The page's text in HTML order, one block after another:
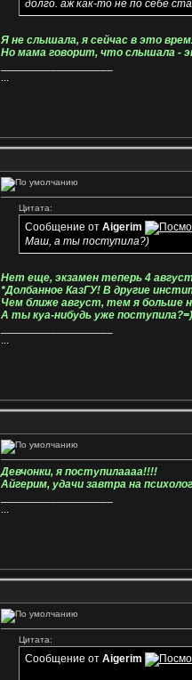
долго. аж как-то не по себе
Я не слышала, я сейчас в это
Но мама говорит, что слышала -
...
Цитата:
Сообщение от Aigerim
Маш, а ты поступила?)
Нет еще, экзамен теперь 4
*Долбанное КазГУ! В другие
Чем ближе август, тем я больше
А ты куа-нибудь уже поступила?=)
...
Девчонки, я поступилаааа!!!!
Айгерим, удачи завтра на
...
Цитата:
Сообщение от Aigerim